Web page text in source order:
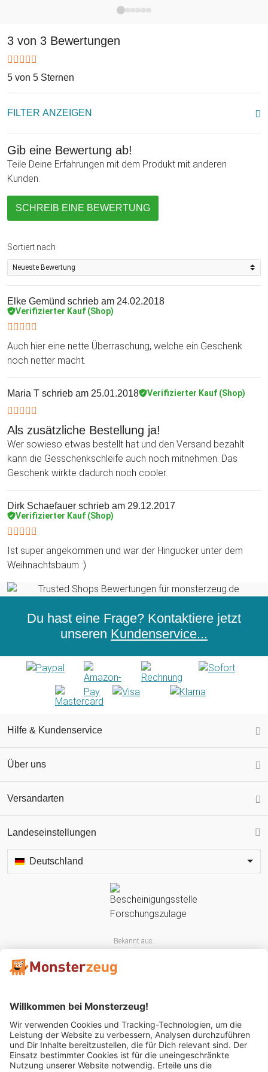
Farben rot, grün, türkis, lila und gelb verzaubern werden,
eine kleine Freude zum Fest oder einfach so oder sorge mit
unserer Geschenkschleife mit LED Farbwechsel für eine
angenehme Überraschung beim Geschenke auspacken!
3 von 3 Bewertungen
5 von 5 Sternen
FILTER ANZEIGEN
Gib eine Bewertung ab!
Teile Deine Erfahrungen mit dem Produkt mit anderen
Kunden.
SCHREIB EINE BEWERTUNG
Sortiert nach
Elke Gemünd schrieb am 24.02.2018
Verifizierter Kauf (Shop)
Auch hier eine nette Überraschung, welche ein Geschenk
noch netter macht.
Maria T schrieb am 25.01.2018 Verifizierter Kauf (Shop)
Als zusätzliche Bestellung ja!
Wer sowieso etwas bestellt hat und den Versand bezahlt
kann die Gesschenkschleife auch noch mitnehmen. Das
Geschenk wirkte dadurch noch cooler.
Dirk Schaefauer schrieb am 29.12.2017
Verifizierter Kauf (Shop)
Ist super angekommen und war der Hingucker unter dem
Weihnachtsbaum :)
Du hast eine Frage? Kontaktiere jetzt
unseren Kundenservice...
Hilfe & Kundenservice
Über uns
Versandarten
Landeseinstellungen
Deutschland
Bekannt aus: